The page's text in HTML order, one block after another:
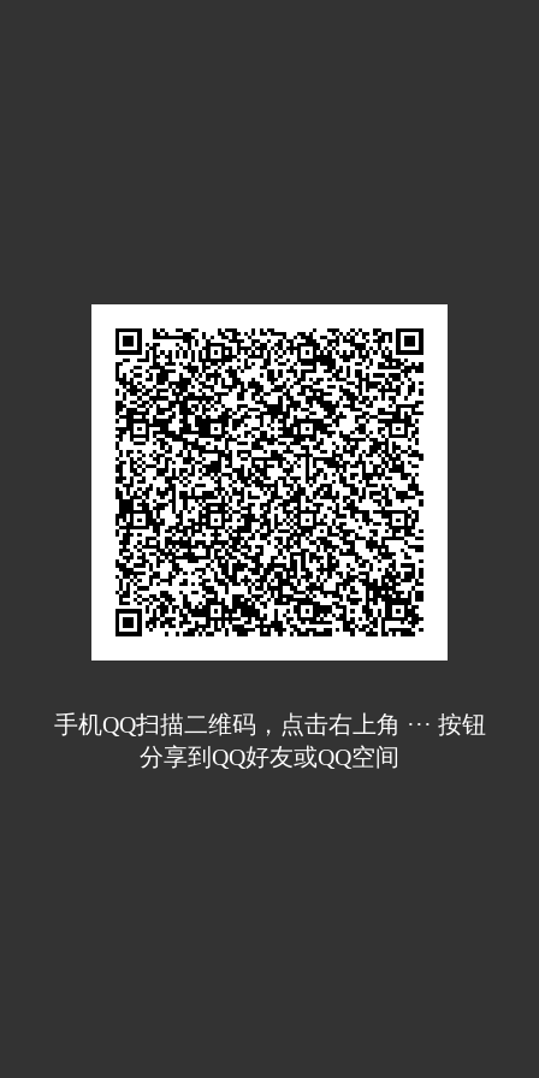
手机QQ扫描二维码，点击右上角 ··· 按钮
分享到QQ好友或QQ空间